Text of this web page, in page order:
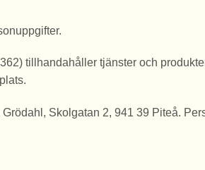
tillhandahåller tjänster och
Skolgatan 2, 941 39 Piteå.